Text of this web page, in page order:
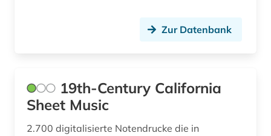
bruckner (1)
böhmen (1)
bühnenkünstler (1)
Zur Datenbank
19th-Century California
Sheet Music
2.700 digitalisierte Notendrucke die in